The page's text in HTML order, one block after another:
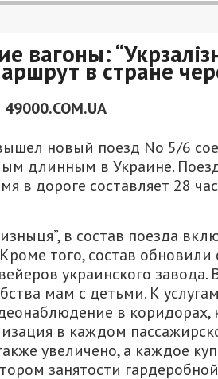
вагоны:
в стране
новый поезд No 5/6
длинным в Украине.
в дороге составляет 28
в состав поезда
того, состав обновили
украинского завода.
мам с детьми. К
в
в каждом
увеличено, а каждое
занятости